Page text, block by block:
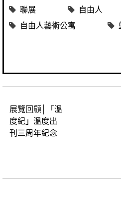
聯展
自由人
自由人藝術公寓
展覽回顧│「溫
度紀」溫度出
刊三周年紀念